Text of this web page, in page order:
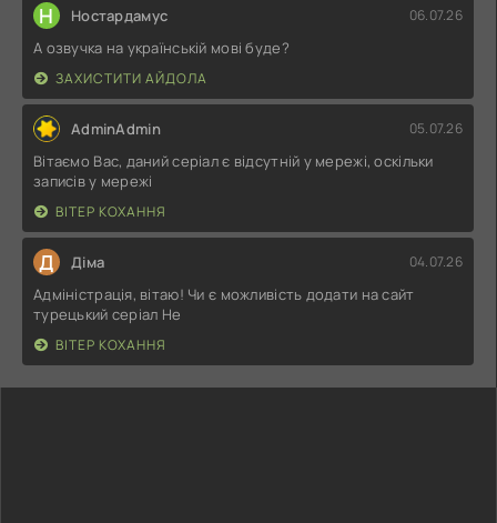
Н Ностардамус 06.07.26
А озвучка на українській мові буде?
ЗАХИСТИТИ АЙДОЛА
AdminAdmin 05.07.26
Вітаємо Вас, даний серіал є відсутній у мережі, оскільки
записів у мережі
ВІТЕР КОХАННЯ
Д Діма 04.07.26
Адміністрація, вітаю! Чи є можливість додати на сайт
турецький серіал Не
ВІТЕР КОХАННЯ